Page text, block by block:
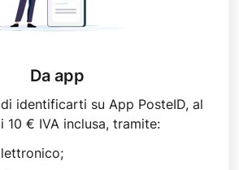
Da app
identificarti su App PosteID, al
10 € IVA inclusa, tramite: